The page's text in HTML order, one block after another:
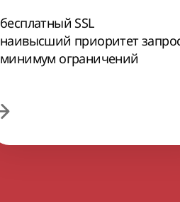
бесплатный SSL
наивысший приоритет
минимум ограничений